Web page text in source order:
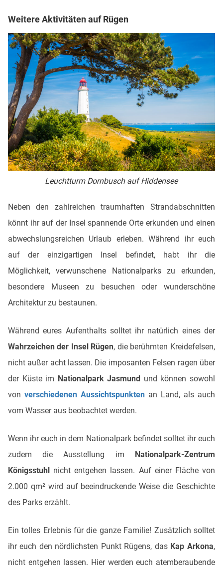
Weitere Aktivitäten auf Rügen
Leuchtturm Dornbusch auf Hiddensee
Neben den zahlreichen traumhaften Strandabschnitten
könnt ihr auf der Insel spannende Orte erkunden und einen
abwechslungsreichen Urlaub erleben. Während ihr euch
auf der einzigartigen Insel befindet, habt ihr die
Möglichkeit, verwunschene Nationalparks zu erkunden,
besondere Museen zu besuchen oder wunderschöne
Architektur zu bestaunen.
Während eures Aufenthalts solltet ihr natürlich eines der
Wahrzeichen der Insel Rügen, die berühmten Kreidefelsen,
nicht außer acht lassen. Die imposanten Felsen ragen über
der Küste im Nationalpark Jasmund und können sowohl
von verschiedenen Aussichtspunkten an Land, als auch
vom Wasser aus beobachtet werden.
Wenn ihr euch in dem Nationalpark befindet solltet ihr euch
zudem die Ausstellung im Nationalpark-Zentrum
Königsstuhl nicht entgehen lassen. Auf einer Fläche von
2.000 qm² wird auf beeindruckende Weise die Geschichte
des Parks erzählt.
Ein tolles Erlebnis für die ganze Familie! Zusätzlich solltet
ihr euch den nördlichsten Punkt Rügens, das Kap Arkona,
nicht entgehen lassen. Hier werden euch atemberaubende